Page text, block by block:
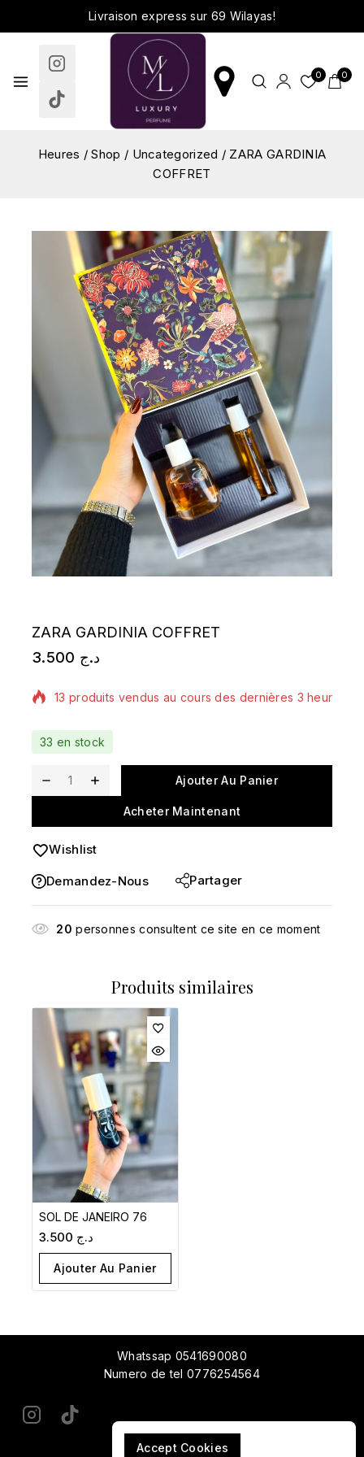
Livraison express sur 69 Wilayas!
0 0
Heures / Shop / Uncategorized / ZARA GARDINIA
COFFRET
ZARA GARDINIA COFFRET
د.ج
13 produits vendus au cours des dernières 3 heures
Vente rapide ! Plus de 4 personnes ont dans leur
panier
33 en stock
Ajouter Au Panier
Acheter Maintenant
Wishlist
Demandez-Nous Partager
20 personnes consultent ce site en ce moment
Produits similaires
SOL DE JANEIRO 76
د.ج
Ajouter Au Panier
Whatssap 0541690080
Numero de tel 0776254564
Accept Cookies